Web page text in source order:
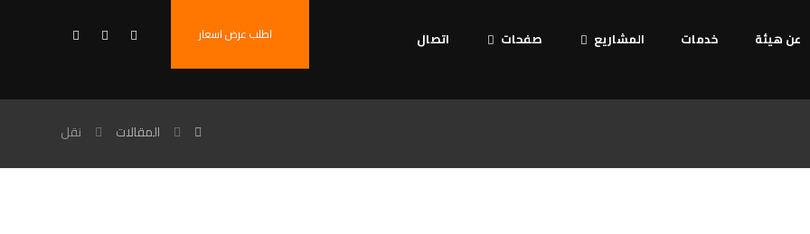
عن هيئة خدمات المشاریع صفحات اتصال اطلب عرض اسعار
المقالات نقل